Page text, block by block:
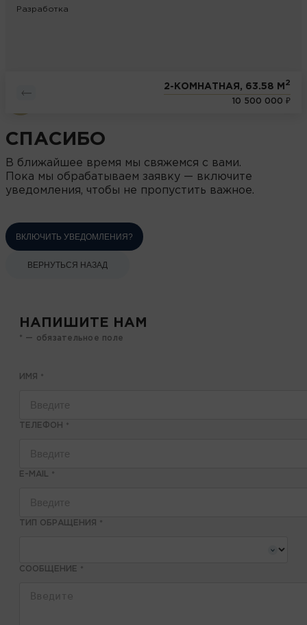
2-КОМНАТНАЯ, 63.58 М 2
10 500 000 ₽
Разработка
СПАСИБО
В ближайшее время мы свяжемся с вами.
Пока мы обрабатываем заявку — включите
уведомления, чтобы не пропустить важное.
ВКЛЮЧИТЬ УВЕДОМЛЕНИЯ?
ВЕРНУТЬСЯ НАЗАД
НАПИШИТЕ НАМ
* — обязательное поле
ИМЯ *
ТЕЛЕФОН *
E-MAIL *
ТИП ОБРАЩЕНИЯ *
СООБЩЕНИЕ *